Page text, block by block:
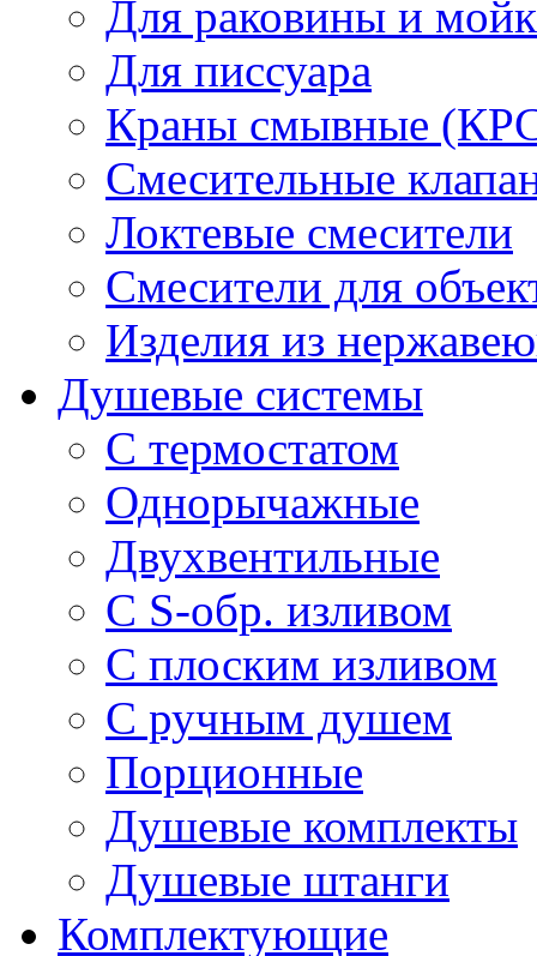
Для раковины и
Для писсуара
Краны смывные
Смесительные
Локтевые смесители
Смесители для
Изделия из
Душевые системы
С термостатом
Однорычажные
Двухвентильные
С S-обр. изливом
С плоским изливом
С ручным душем
Порционные
Душевые комплекты
Душевые штанги
Комплектующие